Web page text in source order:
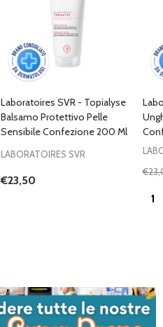
Laboratoires SVR - Topialyse
Balsamo Protettivo Pelle
Sensibile Confezione 200 Ml
LABORATOIRES SVR
€23,50